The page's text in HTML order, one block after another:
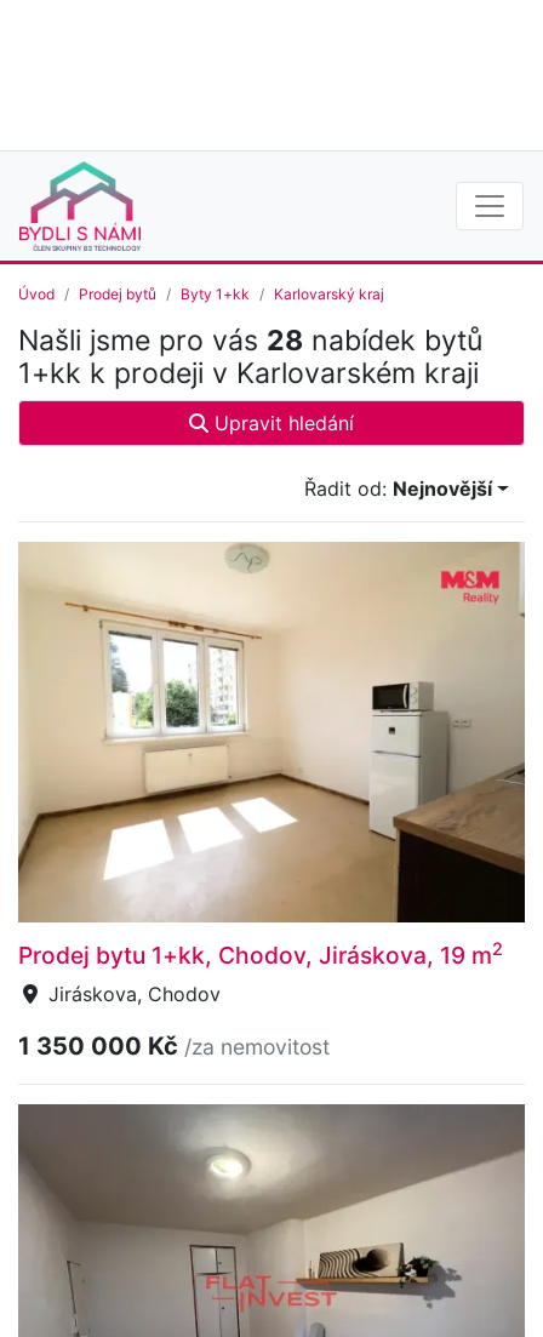
Úvod Prodej bytů Byty 1+kk Karlovarský kraj
Našli jsme pro vás 28 nabídek bytů
1+kk k prodeji v Karlovarském kraji
Upravit hledání
Řadit od: Nejnovější
Prodej bytu 1+kk, Chodov, Jiráskova, 19 m2
Jiráskova, Chodov
1 350 000 Kč /za nemovitost